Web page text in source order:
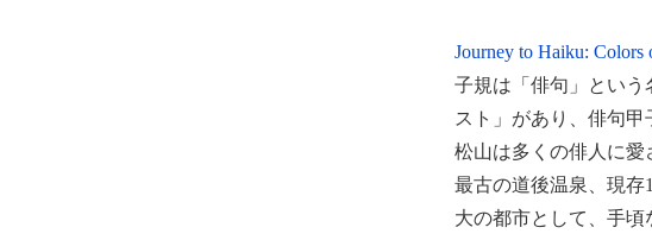
Journey to Haiku:
子規は「俳句」という
スト」があり、俳句甲
松山は多くの俳人に
最古の道後温泉、現存
大の都市として、手